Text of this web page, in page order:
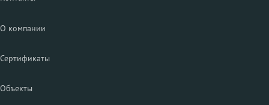
О компании
Сертификаты
Объекты